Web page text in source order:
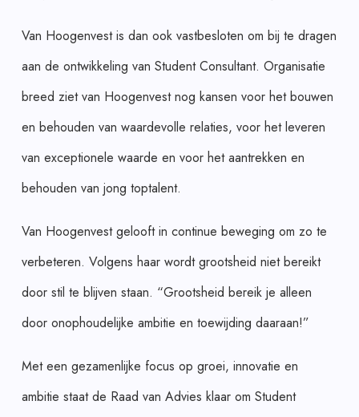
Van Hoogenvest is dan ook vastbesloten om bij te dragen
aan de ontwikkeling van Student Consultant. Organisatie
breed ziet van Hoogenvest nog kansen voor het bouwen
en behouden van waardevolle relaties, voor het leveren
van exceptionele waarde en voor het aantrekken en
behouden van jong toptalent.
Van Hoogenvest gelooft in continue beweging om zo te
verbeteren. Volgens haar wordt grootsheid niet bereikt
door stil te blijven staan. “Grootsheid bereik je alleen
door onophoudelijke ambitie en toewijding daaraan!”
Met een gezamenlijke focus op groei, innovatie en
ambitie staat de Raad van Advies klaar om Student